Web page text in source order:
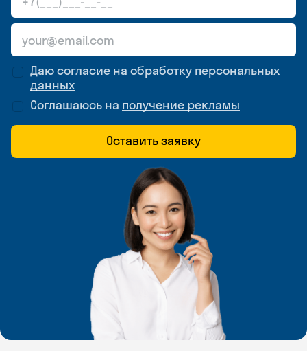
Даю согласие на обработку персональных
данных
Соглашаюсь на получение рекламы
Оставить заявку